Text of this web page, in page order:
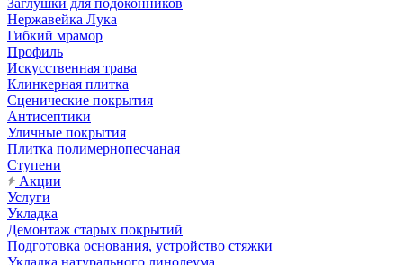
Заглушки для подоконников
Нержавейка Лука
Гибкий мрамор
Профиль
Искусственная трава
Клинкерная плитка
Сценические покрытия
Антисептики
Уличные покрытия
Плитка полимернопесчаная
Ступени
Акции
Услуги
Укладка
Демонтаж старых покрытий
Подготовка основания, устройство стяжки
Укладка натурального линолеума